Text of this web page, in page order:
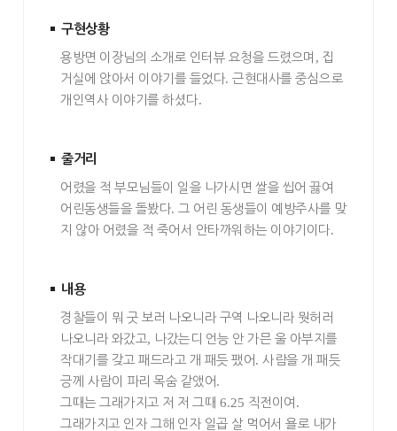
구현상황
용방면 이장님의 소개로 인터뷰 요청을 드렸으며 , 집
거실에 앉아서 이야기를 들었다.근현대사를 중심으로
개인역사 이야기를 하셨다.
줄거리
어렸을 적 부모님들이 일을 나가시면 쌀을 씹어 끓여
어린동생들을 돌봤다.그 어린 동생들이 예방주사를 맞
지 않아 어렸을 적 죽어서 안타까워하는 이야기이다.
내용
경찰들이 뭐 굿 보 러 나오니라 구역 나오니라 뭣허러
나오니라 와갔고 , 나갔는디 언능 안 가믄 울 아부지를
작대기를 갖고 패드라고 개 패듯 팼어 .사람을 개 패듯
긍께 사람이 파리 목숨 같앴어 .
그때는 그래가지고 저 저 그때 6.25 직전이여 .
그래가지고 인자 그해 인자 일곱 살 먹어서 욜로 내가